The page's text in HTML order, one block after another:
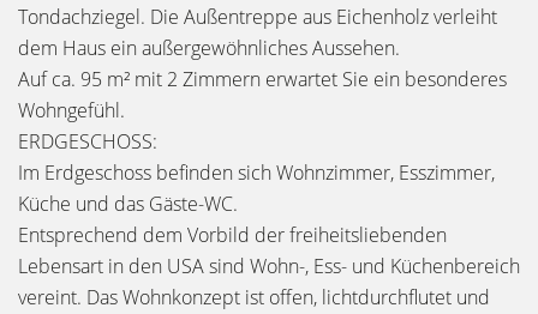
Tondachziegel. Die Außentreppe aus Eichenholz verleiht
dem Haus ein außergewöhnliches Aussehen.
Auf ca. 95 m² mit 2 Zimmern erwartet Sie ein besonderes
Wohngefühl.
ERDGESCHOSS:
Im Erdgeschoss befinden sich Wohnzimmer, Esszimmer,
Küche und das Gäste-WC.
Entsprechend dem Vorbild der freiheitsliebenden
Lebensart in den USA sind Wohn-, Ess- und Küchenbereich
vereint. Das Wohnkonzept ist offen, lichtdurchflutet und